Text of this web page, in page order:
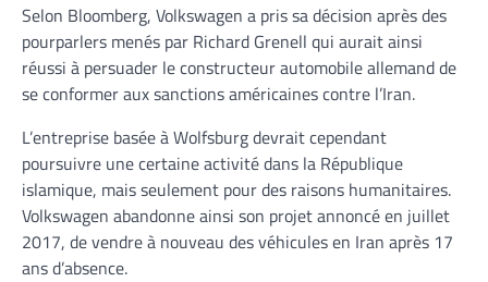
Selon Bloomberg, Volkswagen a pris sa décision après des
pourparlers menés par Richard Grenell qui aurait ainsi
réussi à persuader le constructeur automobile allemand de
se conformer aux sanctions américaines contre l’Iran.
L’entreprise basée à Wolfsburg devrait cependant
poursuivre une certaine activité dans la République
islamique, mais seulement pour des raisons humanitaires.
Volkswagen abandonne ainsi son projet annoncé en juillet
2017, de vendre à nouveau des véhicules en Iran après 17
ans d’absence.